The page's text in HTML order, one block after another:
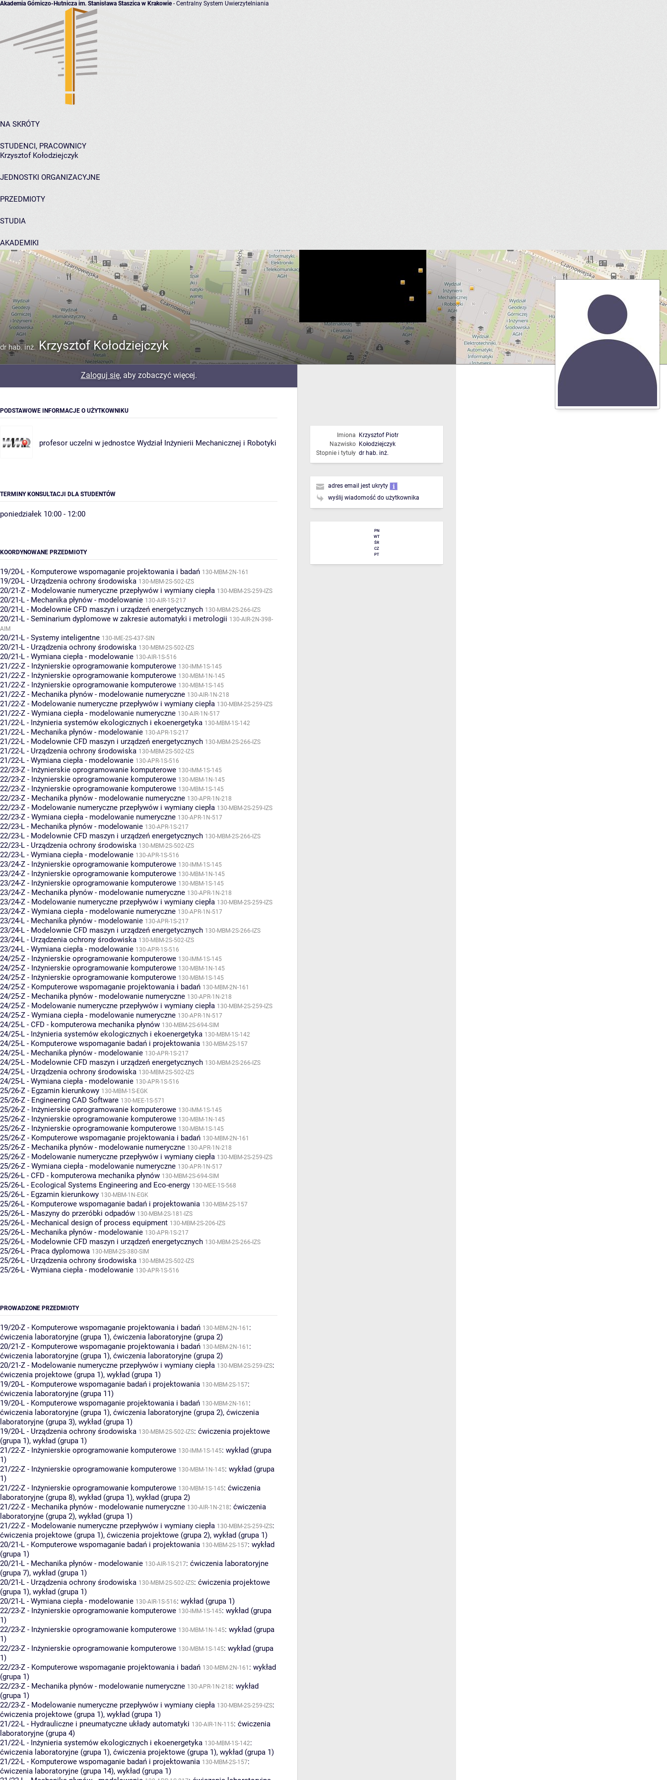
Akademia Górniczo-Hutnicza im. Stanisława Staszica w Krakowie- Centralny System Uwierzytelniania
NA SKRÓTY
STUDENCI, PRACOWNICY
Krzysztof Kołodziejczyk
JEDNOSTKI ORGANIZACYJNE
PRZEDMIOTY
STUDIA
AKADEMIKI
POMOC
dr hab. inż. Krzysztof Kołodziejczyk
Zaloguj się, aby zobaczyć więcej.
PODSTAWOWE INFORMACJE O UŻYTKOWNIKU
profesor uczelni w jednostce Wydział Inżynierii Mechanicznej i Robotyki
TERMINY KONSULTACJI DLA STUDENTÓW
poniedziałek 10:00 - 12:00
KOORDYNOWANE PRZEDMIOTY
19/20-L - Komputerowe wspomaganie projektowania i badań 130-MBM-2N-161
19/20-L - Urządzenia ochrony środowiska 130-MBM-2S-502-IZS
20/21-Z - Modelowanie numeryczne przepływów i wymiany ciepła 130-MBM-2S-259-IZS
20/21-L - Mechanika płynów - modelowanie 130-AIR-1S-217
20/21-L - Modelownie CFD maszyn i urządzeń energetycznych 130-MBM-2S-266-IZS
20/21-L - Seminarium dyplomowe w zakresie automatyki i metrologii 130-AIR-2N-398-
AIM
20/21-L - Systemy inteligentne 130-IME-2S-437-SIN
20/21-L - Urządzenia ochrony środowiska 130-MBM-2S-502-IZS
20/21-L - Wymiana ciepła - modelowanie 130-AIR-1S-516
21/22-Z - Inżynierskie oprogramowanie komputerowe 130-IMM-1S-145
21/22-Z - Inżynierskie oprogramowanie komputerowe 130-MBM-1N-145
21/22-Z - Inżynierskie oprogramowanie komputerowe 130-MBM-1S-145
21/22-Z - Mechanika płynów - modelowanie numeryczne 130-AIR-1N-218
21/22-Z - Modelowanie numeryczne przepływów i wymiany ciepła 130-MBM-2S-259-IZS
21/22-Z - Wymiana ciepła - modelowanie numeryczne 130-AIR-1N-517
21/22-L - Inżynieria systemów ekologicznych i ekoenergetyka 130-MBM-1S-142
21/22-L - Mechanika płynów - modelowanie 130-APR-1S-217
21/22-L - Modelownie CFD maszyn i urządzeń energetycznych 130-MBM-2S-266-IZS
21/22-L - Urządzenia ochrony środowiska 130-MBM-2S-502-IZS
21/22-L - Wymiana ciepła - modelowanie 130-APR-1S-516
22/23-Z - Inżynierskie oprogramowanie komputerowe 130-IMM-1S-145
22/23-Z - Inżynierskie oprogramowanie komputerowe 130-MBM-1N-145
22/23-Z - Inżynierskie oprogramowanie komputerowe 130-MBM-1S-145
22/23-Z - Mechanika płynów - modelowanie numeryczne 130-APR-1N-218
22/23-Z - Modelowanie numeryczne przepływów i wymiany ciepła 130-MBM-2S-259-IZS
22/23-Z - Wymiana ciepła - modelowanie numeryczne 130-APR-1N-517
22/23-L - Mechanika płynów - modelowanie 130-APR-1S-217
22/23-L - Modelownie CFD maszyn i urządzeń energetycznych 130-MBM-2S-266-IZS
22/23-L - Urządzenia ochrony środowiska 130-MBM-2S-502-IZS
22/23-L - Wymiana ciepła - modelowanie 130-APR-1S-516
23/24-Z - Inżynierskie oprogramowanie komputerowe 130-IMM-1S-145
23/24-Z - Inżynierskie oprogramowanie komputerowe 130-MBM-1N-145
23/24-Z - Inżynierskie oprogramowanie komputerowe 130-MBM-1S-145
23/24-Z - Mechanika płynów - modelowanie numeryczne 130-APR-1N-218
23/24-Z - Modelowanie numeryczne przepływów i wymiany ciepła 130-MBM-2S-259-IZS
23/24-Z - Wymiana ciepła - modelowanie numeryczne 130-APR-1N-517
23/24-L - Mechanika płynów - modelowanie 130-APR-1S-217
23/24-L - Modelownie CFD maszyn i urządzeń energetycznych 130-MBM-2S-266-IZS
23/24-L - Urządzenia ochrony środowiska 130-MBM-2S-502-IZS
23/24-L - Wymiana ciepła - modelowanie 130-APR-1S-516
24/25-Z - Inżynierskie oprogramowanie komputerowe 130-IMM-1S-145
24/25-Z - Inżynierskie oprogramowanie komputerowe 130-MBM-1N-145
24/25-Z - Inżynierskie oprogramowanie komputerowe 130-MBM-1S-145
24/25-Z - Komputerowe wspomaganie projektowania i badań 130-MBM-2N-161
24/25-Z - Mechanika płynów - modelowanie numeryczne 130-APR-1N-218
24/25-Z - Modelowanie numeryczne przepływów i wymiany ciepła 130-MBM-2S-259-IZS
24/25-Z - Wymiana ciepła - modelowanie numeryczne 130-APR-1N-517
24/25-L - CFD - komputerowa mechanika płynów 130-MBM-2S-694-SIM
24/25-L - Inżynieria systemów ekologicznych i ekoenergetyka 130-MBM-1S-142
24/25-L - Komputerowe wspomaganie badań i projektowania 130-MBM-2S-157
24/25-L - Mechanika płynów - modelowanie 130-APR-1S-217
24/25-L - Modelownie CFD maszyn i urządzeń energetycznych 130-MBM-2S-266-IZS
24/25-L - Urządzenia ochrony środowiska 130-MBM-2S-502-IZS
24/25-L - Wymiana ciepła - modelowanie 130-APR-1S-516
25/26-Z - Egzamin kierunkowy 130-MBM-1S-EGK
25/26-Z - Engineering CAD Software 130-MEE-1S-571
25/26-Z - Inżynierskie oprogramowanie komputerowe 130-IMM-1S-145
25/26-Z - Inżynierskie oprogramowanie komputerowe 130-MBM-1N-145
25/26-Z - Inżynierskie oprogramowanie komputerowe 130-MBM-1S-145
25/26-Z - Komputerowe wspomaganie projektowania i badań 130-MBM-2N-161
25/26-Z - Mechanika płynów - modelowanie numeryczne 130-APR-1N-218
25/26-Z - Modelowanie numeryczne przepływów i wymiany ciepła 130-MBM-2S-259-IZS
25/26-Z - Wymiana ciepła - modelowanie numeryczne 130-APR-1N-517
25/26-L - CFD - komputerowa mechanika płynów 130-MBM-2S-694-SIM
25/26-L - Ecological Systems Engineering and Eco-energy 130-MEE-1S-568
25/26-L - Egzamin kierunkowy 130-MBM-1N-EGK
25/26-L - Komputerowe wspomaganie badań i projektowania 130-MBM-2S-157
25/26-L - Maszyny do przeróbki odpadów 130-MBM-2S-181-IZS
25/26-L - Mechanical design of process equipment 130-MBM-2S-206-IZS
25/26-L - Mechanika płynów - modelowanie 130-APR-1S-217
25/26-L - Modelownie CFD maszyn i urządzeń energetycznych 130-MBM-2S-266-IZS
25/26-L - Praca dyplomowa 130-MBM-2S-380-SIM
25/26-L - Urządzenia ochrony środowiska 130-MBM-2S-502-IZS
25/26-L - Wymiana ciepła - modelowanie 130-APR-1S-516
PROWADZONE PRZEDMIOTY
19/20-Z - Komputerowe wspomaganie projektowania i badań 130-MBM-2N-161 :
ćwiczenia laboratoryjne (grupa 1), ćwiczenia laboratoryjne (grupa 2)
20/21-Z - Komputerowe wspomaganie projektowania i badań 130-MBM-2N-161 :
ćwiczenia laboratoryjne (grupa 1), ćwiczenia laboratoryjne (grupa 2)
20/21-Z - Modelowanie numeryczne przepływów i wymiany ciepła 130-MBM-2S-259-IZS:
ćwiczenia projektowe (grupa 1), wykład (grupa 1)
19/20-L - Komputerowe wspomaganie badań i projektowania 130-MBM-2S-157:
ćwiczenia laboratoryjne (grupa 11)
19/20-L - Komputerowe wspomaganie projektowania i badań 130-MBM-2N-161 :
ćwiczenia laboratoryjne (grupa 1), ćwiczenia laboratoryjne (grupa 2), ćwiczenia
laboratoryjne (grupa 3), wykład (grupa 1)
19/20-L - Urządzenia ochrony środowiska 130-MBM-2S-502-IZS: ćwiczenia projektowe
(grupa 1), wykład (grupa 1)
21/22-Z - Inżynierskie oprogramowanie komputerowe 130-IMM-1S-145: wykład (grupa
1)
21/22-Z - Inżynierskie oprogramowanie komputerowe 130-MBM-1N-145: wykład (grupa
1)
21/22-Z - Inżynierskie oprogramowanie komputerowe 130-MBM-1S-145: ćwiczenia
laboratoryjne (grupa 8), wykład (grupa 1), wykład (grupa 2)
21/22-Z - Mechanika płynów - modelowanie numeryczne 130-AIR-1N-218: ćwiczenia
laboratoryjne (grupa 2), wykład (grupa 1)
21/22-Z - Modelowanie numeryczne przepływów i wymiany ciepła 130-MBM-2S-259-IZS:
ćwiczenia projektowe (grupa 1), ćwiczenia projektowe (grupa 2), wykład (grupa 1)
20/21-L - Komputerowe wspomaganie badań i projektowania 130-MBM-2S-157: wykład
(grupa 1)
20/21-L - Mechanika płynów - modelowanie 130-AIR-1S-217: ćwiczenia laboratoryjne
(grupa 7), wykład (grupa 1)
20/21-L - Urządzenia ochrony środowiska 130-MBM-2S-502-IZS: ćwiczenia projektowe
(grupa 1), wykład (grupa 1)
20/21-L - Wymiana ciepła - modelowanie 130-AIR-1S-516: wykład (grupa 1)
22/23-Z - Inżynierskie oprogramowanie komputerowe 130-IMM-1S-145: wykład (grupa
1)
22/23-Z - Inżynierskie oprogramowanie komputerowe 130-MBM-1N-145: wykład (grupa
1)
22/23-Z - Inżynierskie oprogramowanie komputerowe 130-MBM-1S-145: wykład (grupa
1)
22/23-Z - Komputerowe wspomaganie projektowania i badań 130-MBM-2N-161 : wykład
(grupa 1)
22/23-Z - Mechanika płynów - modelowanie numeryczne 130-APR-1N-218: wykład
(grupa 1)
22/23-Z - Modelowanie numeryczne przepływów i wymiany ciepła 130-MBM-2S-259-IZS:
ćwiczenia projektowe (grupa 1), wykład (grupa 1)
21/22-L - Hydrauliczne i pneumatyczne układy automatyki 130-AIR-1N-115: ćwiczenia
laboratoryjne (grupa 4)
21/22-L - Inżynieria systemów ekologicznych i ekoenergetyka 130-MBM-1S-142:
ćwiczenia laboratoryjne (grupa 1), ćwiczenia projektowe (grupa 1), wykład (grupa 1)
21/22-L - Komputerowe wspomaganie badań i projektowania 130-MBM-2S-157:
ćwiczenia laboratoryjne (grupa 14), wykład (grupa 1)
Imiona
Krzysztof Piotr
Nazwisko Kołodziejczyk
Stopnie i tytuły dr hab. inż.
adres email jest ukryty
wyślij wiadomość do użytkownika
PN
WT
ŚR
CZ
PT